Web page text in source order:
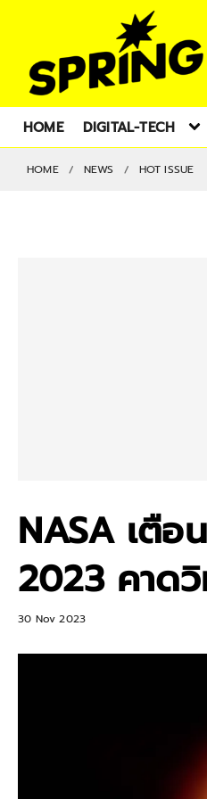
HOME DIGITAL-TECH
HOME NEWS HOT ISSUE
NASA เตื
2023 คาด
30 Nov 2023